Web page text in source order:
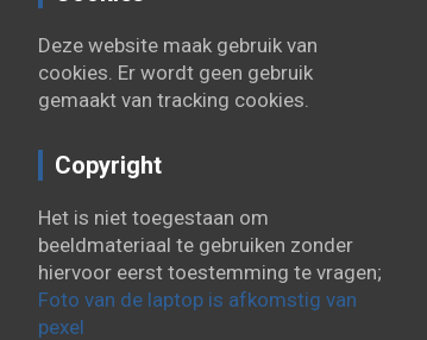
Deze website maak gebruik van
cookies. Er wordt geen gebruik
gemaakt van tracking cookies.
Copyright
Het is niet toegestaan om
beeldmateriaal te gebruiken zonder
hiervoor eerst toestemming te vragen;
Foto van de laptop is afkomstig van
pexel